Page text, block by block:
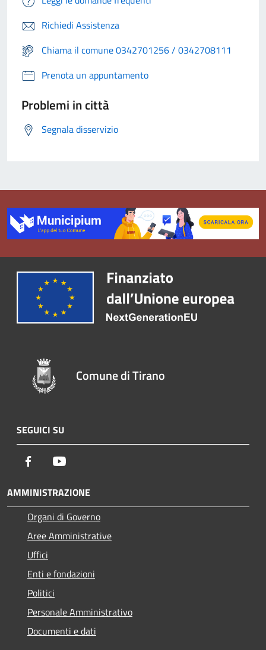
Richiedi Assistenza
Chiama il comune 0342701256 / 0342708111
Prenota un appuntamento
Problemi in città
Segnala disservizio
Comune di Tirano
SEGUICI SU
Facebook
AMMINISTRAZIONE
Organi di Governo
Aree Amministrative
Uffici
Enti e fondazioni
Politici
Personale Amministrativo
Documenti e dati